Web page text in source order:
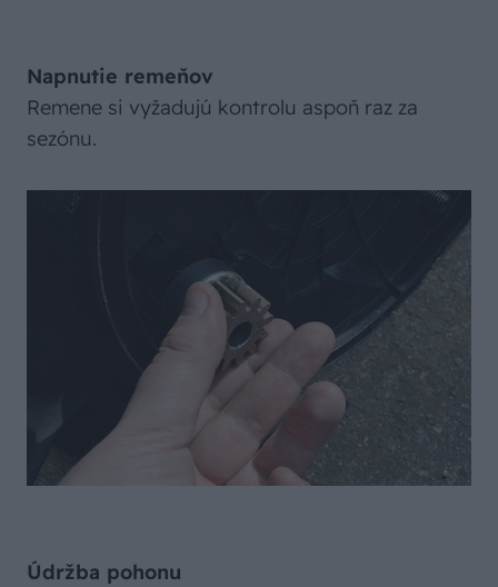
Napnutie remeňov
Remene si vyžadujú kontrolu aspoň raz za
sezónu.
Údržba pohonu